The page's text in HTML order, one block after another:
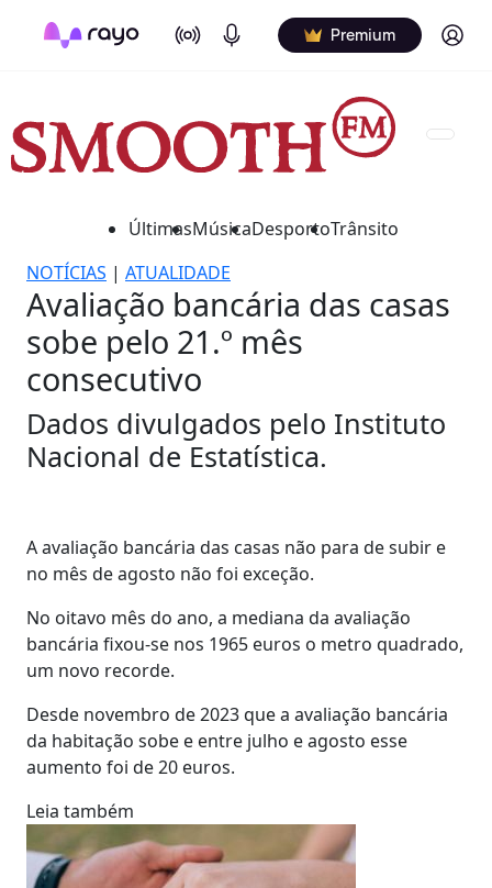
On Air Podcasts Premium Log in
ÚltimasMúsicaDesportoTrânsito
NOTÍCIAS | ATUALIDADE
Avaliação bancária das casas
sobe pelo 21.º mês
consecutivo
Dados divulgados pelo Instituto
Nacional de Estatística.
A avaliação bancária das casas não para de subir e
no mês de agosto não foi exceção.
No oitavo mês do ano, a mediana da avaliação
bancária fixou-se nos 1965 euros o metro quadrado,
um novo recorde.
Desde novembro de 2023 que a avaliação bancária
da habitação sobe e entre julho e agosto esse
aumento foi de 20 euros.
Leia também